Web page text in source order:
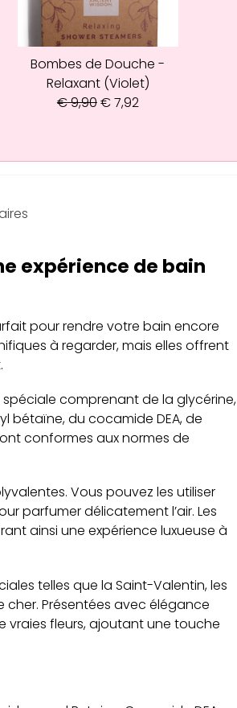
Bombes de Douche -
Relaxant (Violet)
€9,90€7,92
expérience de bain
pour rendre votre bain encore
à regarder, mais elles offrent
comprenant de la glycérine,
bétaïne, du cocamide DEA, de
conformes aux normes de
Vous pouvez les utiliser
parfumer délicatement l’air. Les
ainsi une expérience luxueuse à
telles que la Saint-Valentin, les
cher. Présentées avec élégance
vraies fleurs, ajoutant une touche